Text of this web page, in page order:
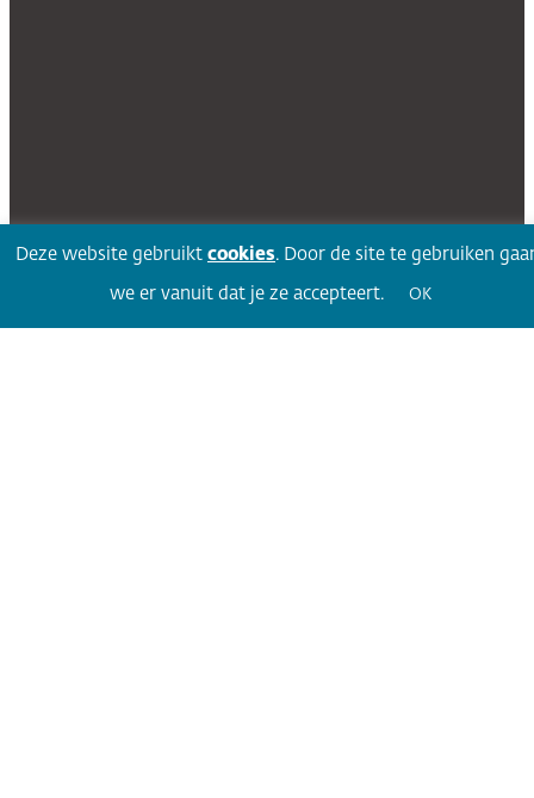
Deze website gebruikt cookies. Door de site te gebruiken
we er vanuit dat je ze accepteert. OK